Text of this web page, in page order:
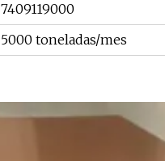
7409119000
5000 toneladas/mes